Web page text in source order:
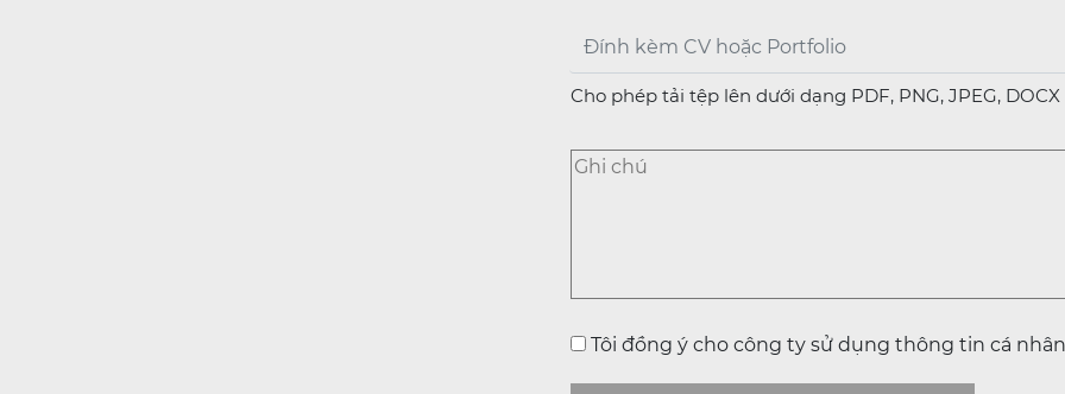
Công Nghệ Thông Tin
Tiếp Thị - Marketing
Quan Hệ Hội Viên
Phát Triển Đối Tác Doanh Nghiệp
Cho phép tải tệp lên dưới dạng PDF, PNG, JPEG, DOCX
Tôi đồng ý cho công ty sử dụng thông tin cá